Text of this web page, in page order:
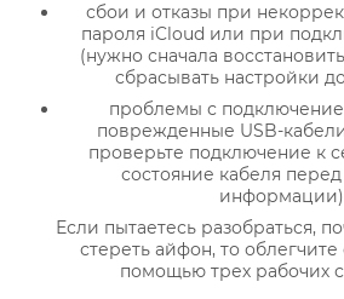
сбои и отказы при
пароля iCloud или при
(нужно сначала
сбрасывать настройки
проблемы с
поврежденные USB-
проверьте подключение к
состояние кабеля
Если пытаетесь разобраться,
стереть айфон, то облегчите
помощью трех рабочих